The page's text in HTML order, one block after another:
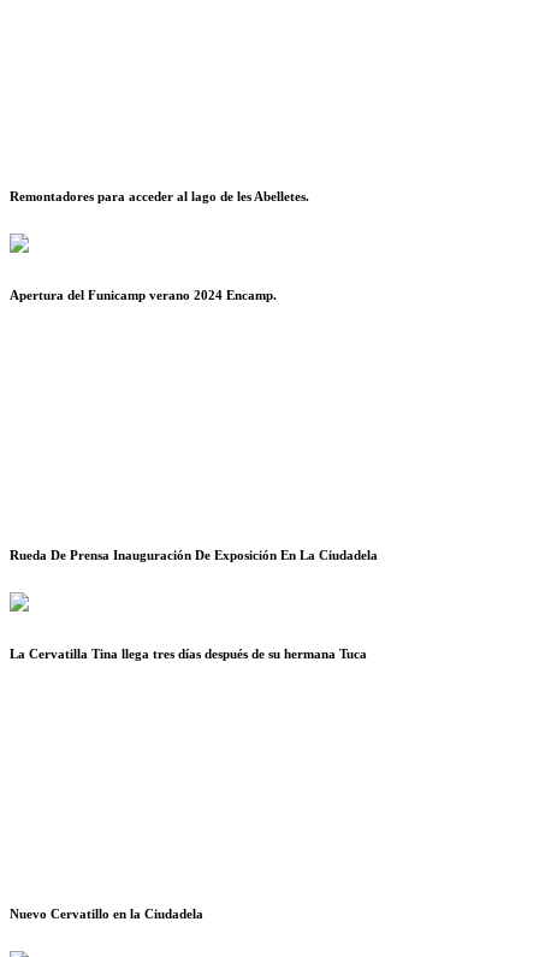
Remontadores para acceder al lago de les Abelletes.
Apertura del Funicamp verano 2024 Encamp.
Rueda De Prensa Inauguración De Exposición En La Ciudadela
La Cervatilla Tina llega tres días después de su hermana Tuca
Nuevo Cervatillo en la Ciudadela